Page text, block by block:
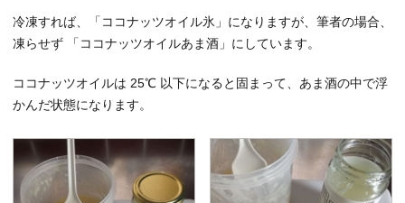
冷凍すれば、「ココナッツオイル氷」になりますが、筆者の場合、
凍らせず 「ココナッツオイルあま酒」にしています。
ココナッツオイルは 25℃ 以下になると固まって、あま酒の中で浮
かんだ状態になります。